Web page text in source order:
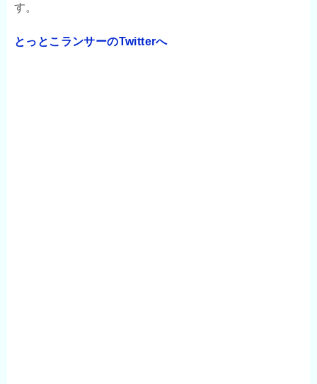
す。
とっとこランサーのTwitterへ